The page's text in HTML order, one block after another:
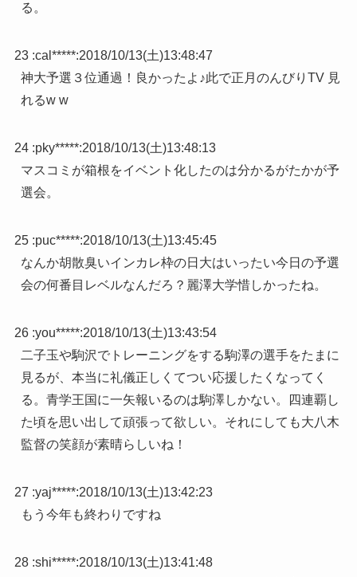
る。
23 :cal*****:2018/10/13(土)13:48:47
神大予選３位通過！良かったよ♪此で正月のんびりTV 見
れるw w
24 :pky*****:2018/10/13(土)13:48:13
マスコミが箱根をイベント化したのは分かるがたかが予
選会。
25 :puc*****:2018/10/13(土)13:45:45
なんか胡散臭いインカレ枠の日大はいったい今日の予選
会の何番目レベルなんだろ？麗澤大学惜しかったね。
26 :you*****:2018/10/13(土)13:43:54
二子玉や駒沢でトレーニングをする駒澤の選手をたまに
見るが、本当に礼儀正しくてつい応援したくなってく
る。青学王国に一矢報いるのは駒澤しかない。四連覇し
た頃を思い出して頑張って欲しい。それにしても大八木
監督の笑顔が素晴らしいね！
27 :yaj*****:2018/10/13(土)13:42:23
もう今年も終わりですね
28 :shi*****:2018/10/13(土)13:41:48